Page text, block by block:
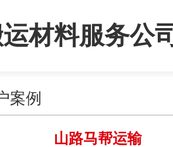
材料服务公
案例
山路马帮运输